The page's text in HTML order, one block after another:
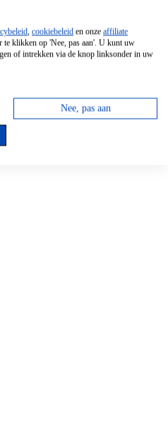
, cookiebeleid en onze affiliate
te klikken op 'Nee, pas aan'. U kunt uw
of intrekken via de knop linksonder in uw
Nee, pas aan